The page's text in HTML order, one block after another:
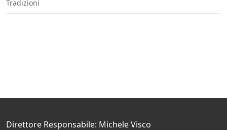
Tradizioni
Direttore Responsabile: Michele Visco